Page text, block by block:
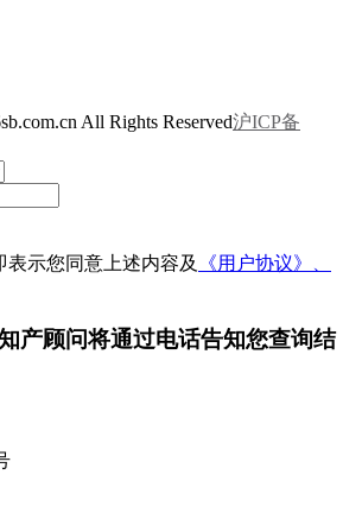
All Rights Reserved沪ICP备
表示您同意上述内容及
《用户协议》、
产顾问将通过电话告知您查询结